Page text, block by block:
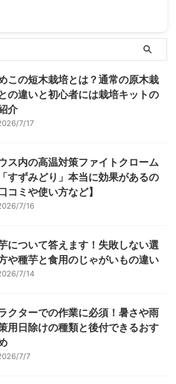
この短木栽培とは？通常の原木栽
の違いと初心者には栽培キットの
介
7/17
ス内の高温対策ファイトクローム
すずみどり」本当に効果があるの
口コミや使い方など】
7/16
について答えます！失敗しない選
や種芋と食用のじゃがいもの違い
7/14
クターでの作業に必須！暑さや雨
用日除けの種類と後付できるおす
7/7